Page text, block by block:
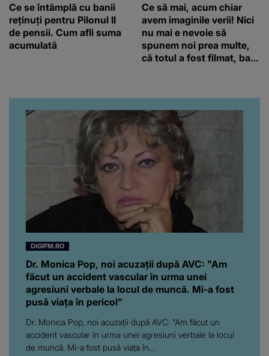
Ce se întâmplă cu banii
reținuți pentru Pilonul II
de pensii. Cum afli suma
acumulată
Ce să mai, acum chiar
avem imaginile verii! Nici
nu mai e nevoie să
spunem noi prea multe,
că totul a fost filmat, ba
da, frumoasa iubită a lui
Florin Ristei e...
DIGIFM.RO
Dr. Monica Pop, noi acuzații după AVC: "Am
făcut un accident vascular în urma unei
agresiuni verbale la locul de muncă. Mi-a fost
pusă viața în pericol"
Dr. Monica Pop, noi acuzații după AVC: "Am făcut un
accident vascular în urma unei agresiuni verbale la locul
de muncă. Mi-a fost pusă viața în...